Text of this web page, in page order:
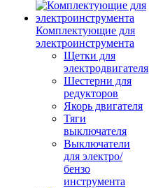
Комплектующие для
электроинструмента
Щетки для
электродвигателя
Шестерни для
редукторов
Якорь двигателя
Тяги
выключателя
Выключатели
для электро/
бензо
инструмента